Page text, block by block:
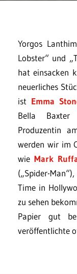
Yorgos
Lobster“ und
hat einsacken
neuerliches
ist Emma
Bella
Produzentin
werden wir im
wie Mark
(„Spider-Man“),
Time in
zu sehen
Papier gut
veröffentlichte